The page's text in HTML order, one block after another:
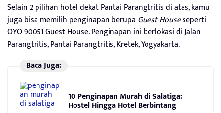
Selain 2 pilihan hotel dekat Pantai Parangtritis di atas, kamu
juga bisa memilih penginapan berupa Guest Houseseperti
OYO 90051 Guest House. Penginapan ini berlokasi di Jalan
Parangtritis, Pantai Parangtritis, Kretek, Yogyakarta.
Baca Juga:
10 Penginapan Murah di Salatiga:
Hostel Hingga Hotel Berbintang